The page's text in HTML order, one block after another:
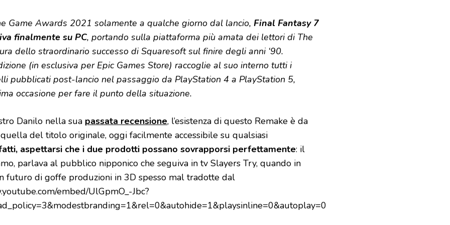
Game Awards 2021 solamente a qualche giorno dal lancio, Final Fantasy 7
finalmente su PC, portando sulla piattaforma più amata dei lettori di The
dello straordinario successo di Squaresoft sul finire degli anni ‘90.
(in esclusiva per Epic Games Store) raccoglie al suo interno tutti i
pubblicati post-lancio nel passaggio da PlayStation 4 a PlayStation 5,
occasione per fare il punto della situazione.
Danilo nella sua passata recensione, l’esistenza di questo Remake è da
del titolo originale, oggi facilmente accessibile su qualsiasi
aspettarsi che i due prodotti possano sovrapporsi perfettamente: il
parlava al pubblico nipponico che seguiva in tv Slayers Try, quando in
futuro di goffe produzioni in 3D spesso mal tradotte dal
embed/UlGpmO_-Jbc?